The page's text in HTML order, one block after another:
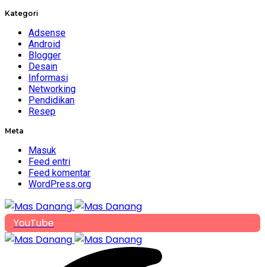
Kategori
Adsense
Android
Blogger
Desain
Informasi
Networking
Pendidikan
Resep
Meta
Masuk
Feed entri
Feed komentar
WordPress.org
YouTube